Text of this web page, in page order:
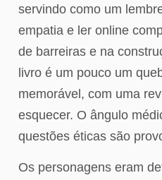
servindo como um
empatia e ler online
de barreiras e na
livro é um pouco um
memorável, com uma
esquecer. O ângulo
questões éticas são
Os personagens eram